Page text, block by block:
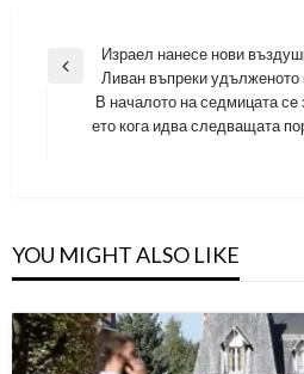
Навигация
Previous
Израел нанесе нови
Ливан въпреки удълженото
Next
В началото на седмицата се
ето кога идва следващата
YOU MIGHT ALSO LIKE